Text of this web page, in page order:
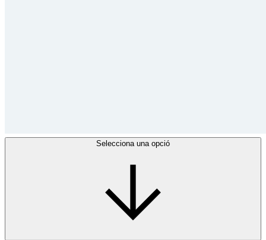
Selecciona una opció